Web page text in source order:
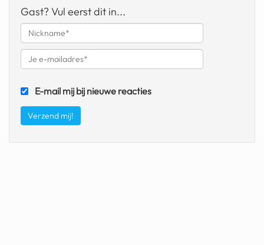
Gast? Vul eerst dit in...
E-mail mij bij nieuwe reacties